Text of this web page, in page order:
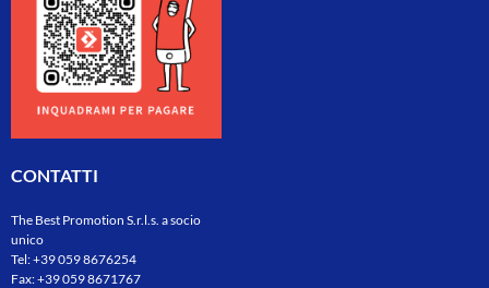
CONTATTI
The Best Promotion S.r.l.s. a socio
unico
Tel:+39 059 8676254
Fax: +39 059 8671767